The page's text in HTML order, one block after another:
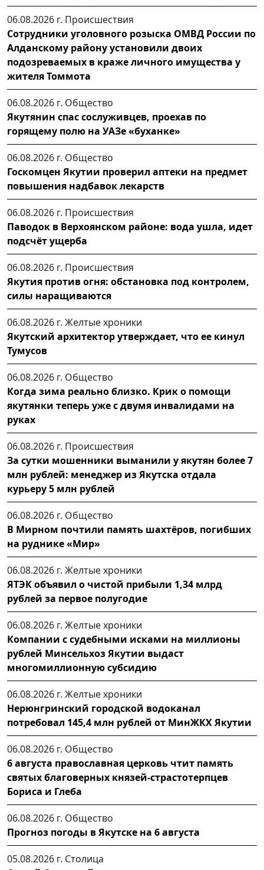
06.08.2026 г. Происшествия
Сотрудники уголовного розыска ОМВД России по
Алданскому району установили двоих
подозреваемых в краже личного имущества у
жителя Томмота
06.08.2026 г. Общество
Якутянин спас сослуживцев, проехав по
горящему полю на УАЗе «буханке»
06.08.2026 г. Общество
Госкомцен Якутии проверил аптеки на предмет
повышения надбавок лекарств
06.08.2026 г. Происшествия
Паводок в Верхоянском районе: вода ушла, идет
подсчёт ущерба
06.08.2026 г. Происшествия
Якутия против огня: обстановка под контролем,
силы наращиваются
06.08.2026 г. Желтые хроники
Якутский архитектор утверждает, что ее кинул
Тумусов
06.08.2026 г. Общество
Когда зима реально близко. Крик о помощи
якутянки теперь уже с двумя инвалидами на
руках
06.08.2026 г. Происшествия
За сутки мошенники выманили у якутян более 7
млн рублей: менеджер из Якутска отдала
курьеру 5 млн рублей
06.08.2026 г. Общество
В Мирном почтили память шахтёров, погибших
на руднике «Мир»
06.08.2026 г. Желтые хроники
ЯТЭК объявил о чистой прибыли 1,34 млрд
рублей за первое полугодие
06.08.2026 г. Желтые хроники
Компании с судебными исками на миллионы
рублей Минсельхоз Якутии выдаст
многомиллионную субсидию
06.08.2026 г. Желтые хроники
Нерюнгринский городской водоканал
потребовал 145,4 млн рублей от МинЖКХ Якутии
06.08.2026 г. Общество
6 августа православная церковь чтит память
святых благоверных князей-страстотерпцев
Бориса и Глеба
06.08.2026 г. Общество
Прогноз погоды в Якутске на 6 августа
05.08.2026 г. Столица